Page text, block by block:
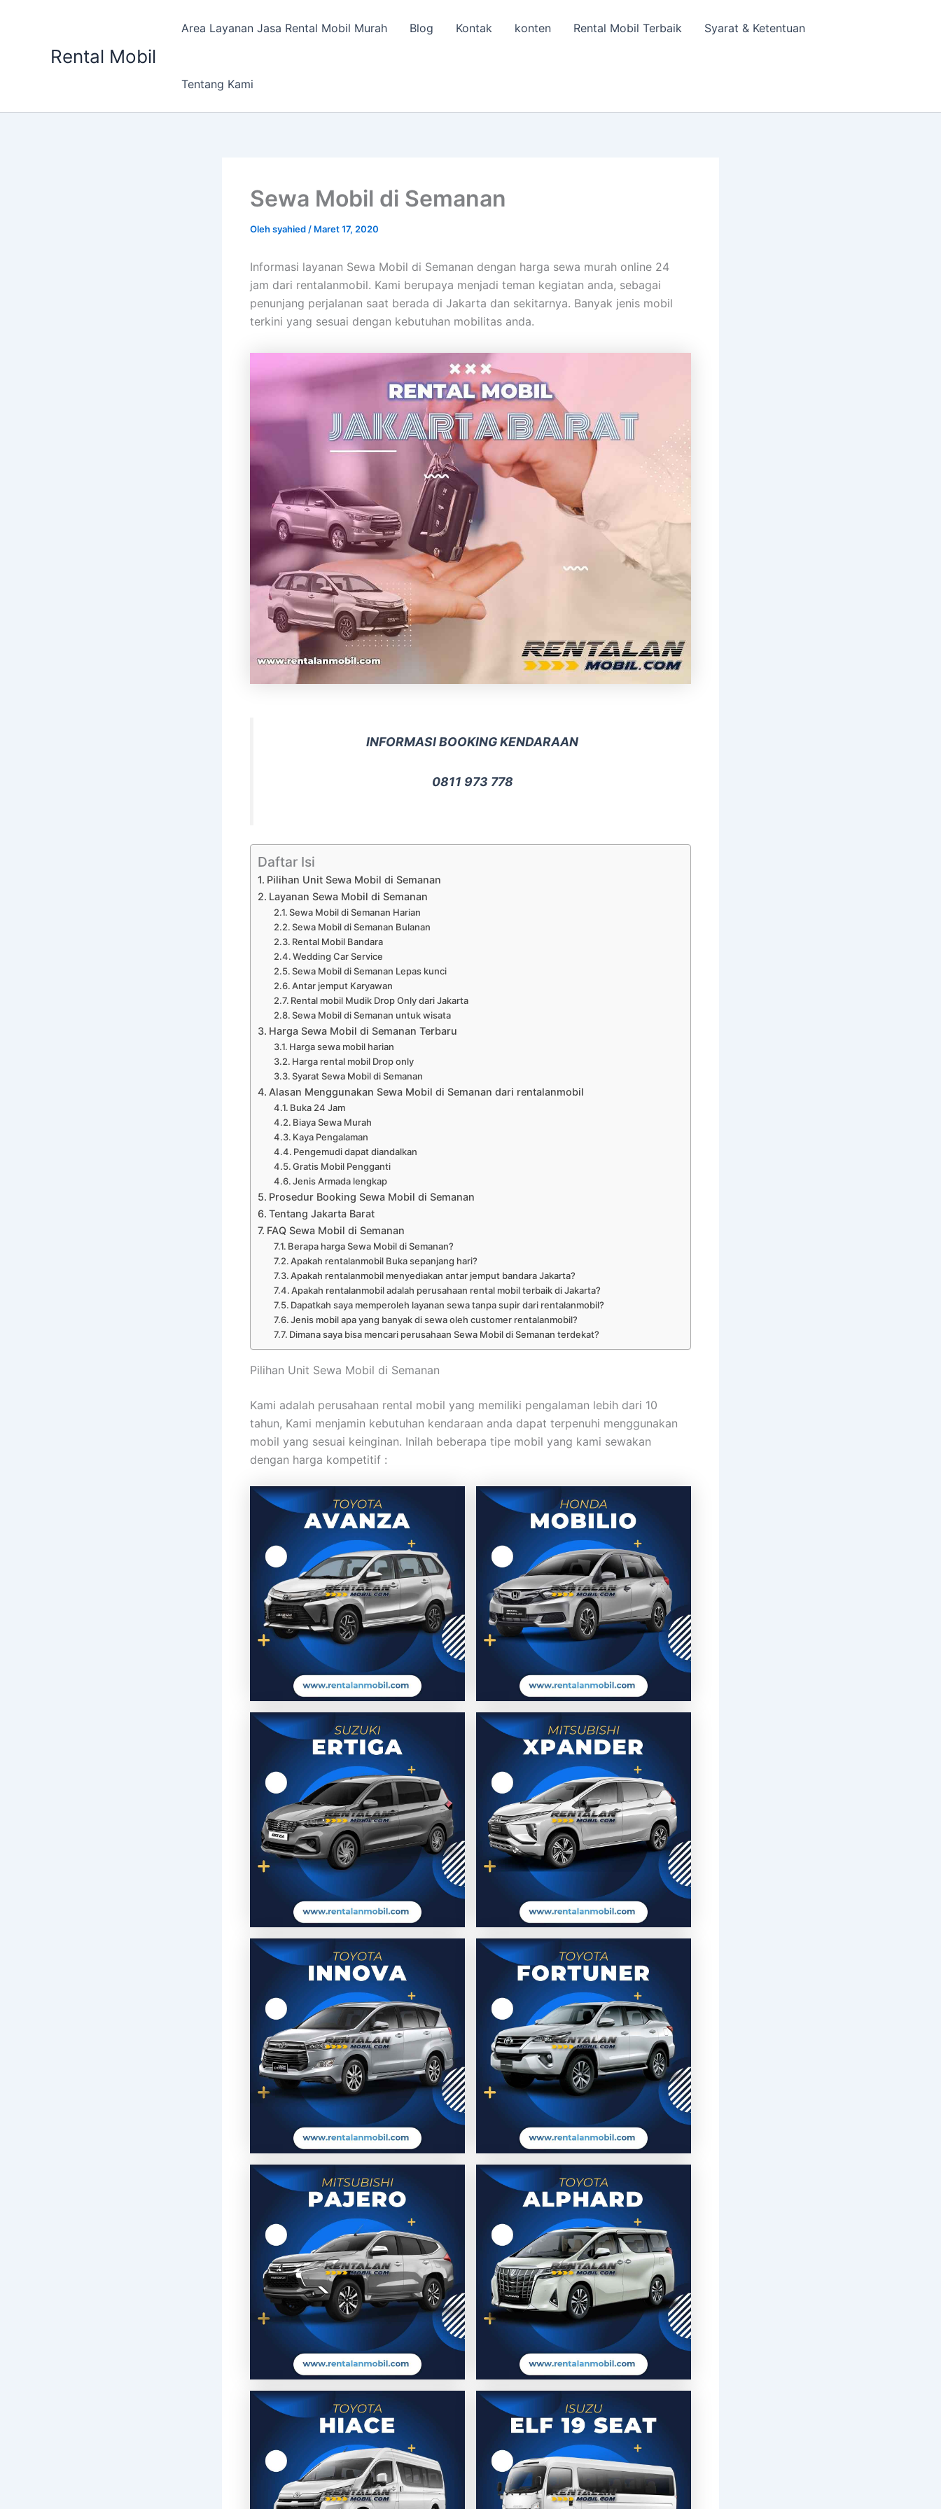
Rental Mobil
Area Layanan Jasa Rental Mobil Murah Blog Kontak konten Rental Mobil Terbaik Syarat & Ketentuan
Tentang Kami
Sewa Mobil di Semanan
Olehsyahied / Maret 17, 2020
Informasi layanan Sewa Mobil di Semanan dengan harga sewa murah online 24
jam dari rentalanmobil. Kami berupaya menjadi teman kegiatan anda, sebagai
penunjang perjalanan saat berada di Jakarta dan sekitarnya. Banyak jenis mobil
terkini yang sesuai dengan kebutuhan mobilitas anda.
INFORMASI BOOKING KENDARAAN
0811 973 778
Daftar Isi
Pilihan Unit Sewa Mobil di Semanan
Layanan Sewa Mobil di Semanan
Sewa Mobil di Semanan Harian
Sewa Mobil di Semanan Bulanan
Rental Mobil Bandara
Wedding Car Service
Sewa Mobil di Semanan Lepas kunci
Antar jemput Karyawan
Rental mobil Mudik Drop Only dari Jakarta
Sewa Mobil di Semanan untuk wisata
Harga Sewa Mobil di Semanan Terbaru
Harga sewa mobil harian
Harga rental mobil Drop only
Syarat Sewa Mobil di Semanan
Alasan Menggunakan Sewa Mobil di Semanan dari rentalanmobil
Buka 24 Jam
Biaya Sewa Murah
Kaya Pengalaman
Pengemudi dapat diandalkan
Gratis Mobil Pengganti
Jenis Armada lengkap
Prosedur Booking Sewa Mobil di Semanan
Tentang Jakarta Barat
FAQ Sewa Mobil di Semanan
Berapa harga Sewa Mobil di Semanan?
Apakah rentalanmobil Buka sepanjang hari?
Apakah rentalanmobil menyediakan antar jemput bandara Jakarta?
Apakah rentalanmobil adalah perusahaan rental mobil terbaik di Jakarta?
Dapatkah saya memperoleh layanan sewa tanpa supir dari rentalanmobil?
Jenis mobil apa yang banyak di sewa oleh customer rentalanmobil?
Dimana saya bisa mencari perusahaan Sewa Mobil di Semanan terdekat?
Pilihan Unit Sewa Mobil di Semanan
Kami adalah perusahaan rental mobil yang memiliki pengalaman lebih dari 10
tahun, Kami menjamin kebutuhan kendaraan anda dapat terpenuhi menggunakan
mobil yang sesuai keinginan. Inilah beberapa tipe mobil yang kami sewakan
dengan harga kompetitif :